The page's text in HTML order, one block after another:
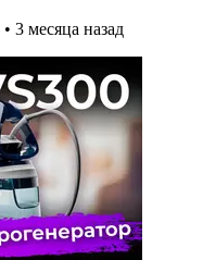
• 3 месяца назад